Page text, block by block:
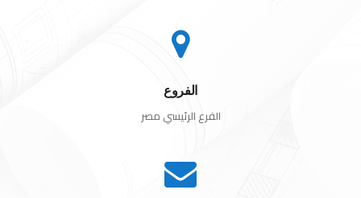
الفروع
الفرع الرئيسي مصر